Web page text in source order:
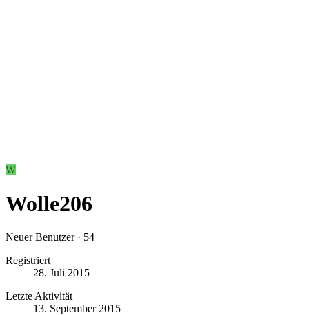
W
Wolle206
Neuer Benutzer · 54
Registriert
28. Juli 2015
Letzte Aktivität
13. September 2015